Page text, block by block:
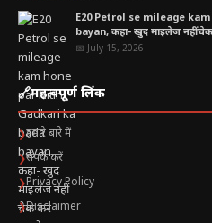
E20 Petrol se mileage
bayan, कहा- खुद माइलेज नहीं
📅 July 15, 2026
🔗महत्वपूर्ण लिंक
❯हमारे बारे में
❯संपर्क करें
❯Privacy Policy
❯Disclaimer